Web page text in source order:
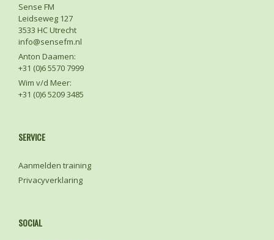
Sense FM
Leidseweg 127
3533 HC Utrecht
info@sensefm.nl
Anton Daamen:
+31 (0)6 5570 7999
Wim v/d Meer:
+31 (0)6 5209 3485
SERVICE
Aanmelden training
Privacyverklaring
SOCIAL